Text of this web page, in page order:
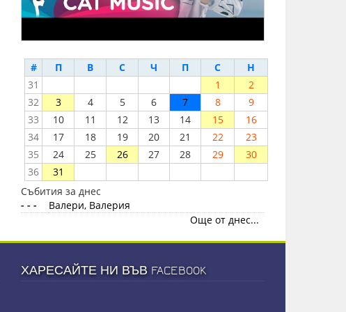
# П В С Ч П С
Н
31
1
2
32
3 4 5 6 7 8
9
33
10 11 12 13 14 15
16
34
17 18 19 20 21 22
23
35
24 25 26 27 28 29
30
36
31
Събития за днес
- - -
Валери, Валерия
Още от днес...
ХАРЕСАЙТЕ НИ ВЪВ FACEBOOK